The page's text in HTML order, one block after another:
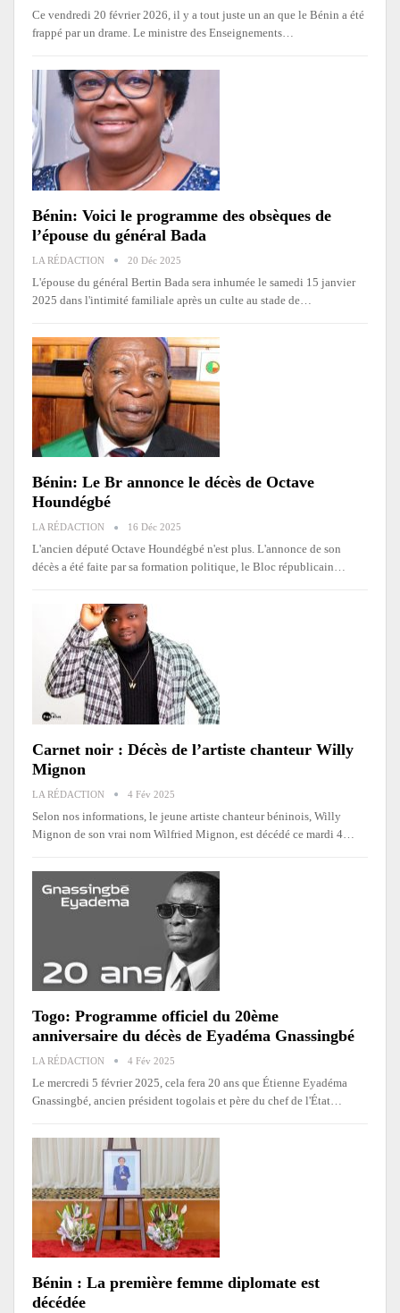
Ce vendredi 20 février 2026, il y a tout juste un an que le Bénin a été
frappé par un drame. Le ministre des Enseignements…
Bénin: Voici le programme des obsèques de
l’épouse du général Bada
LA RÉDACTION 20 Déc 2025
L'épouse du général Bertin Bada sera inhumée le samedi 15 janvier
2025 dans l'intimité familiale après un culte au stade de
Bénin: Le Br annonce le décès de Octave
Houndégbé
LA RÉDACTION 16 Déc 2025
L'ancien député Octave Houndégbé n'est plus. L'annonce de son
décès a été faite par sa formation politique, le Bloc républicain…
Carnet noir : Décès de l’artiste chanteur Willy
Mignon
LA RÉDACTION 4 Fév 2025
Selon nos informations, le jeune artiste chanteur béninois, Willy
Mignon de son vrai nom Wilfried Mignon, est décédé ce mardi 4
Togo: Programme officiel du 20ème
anniversaire du décès de Eyadéma Gnassingbé
LA RÉDACTION 4 Fév 2025
Le mercredi 5 février 2025, cela fera 20 ans que Étienne Eyadéma
Gnassingbé, ancien président togolais et père du chef de l'État
Bénin : La première femme diplomate est
décédée